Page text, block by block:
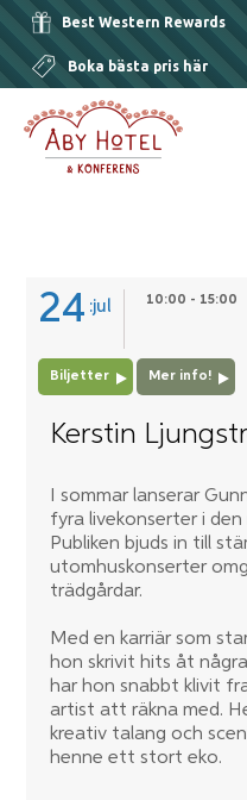
Best Western Rewards
Boka bästa pris här
24 jul 10:00 - 15:00
Biljetter Mer info!
Kerstin
I sommar lanserar
fyra livekonserter i
Publiken bjuds in till
utomhuskonserter
trädgårdar.
Med en karriär som
hon skrivit hits åt
har hon snabbt klivit
artist att räkna med.
kreativ talang och